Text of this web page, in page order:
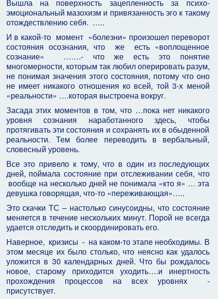
Вышла на поверхность зацепленность за психо-
эмоциональный мазохизм и привязанность эго к такому
отождествлению себя. …..
И в какой-то момент «болезни» произошел переворот
состояния осознания, что же есть «воплощенное
сознание» …….- что же есть это понятие
многомерности, которым так любил оперировать разум,
не понимая значения этого состояния, потому что оно
не имеет никакого отношения ко всей, той 3-х меной
«реальности» ….которая выстроена вокруг.
Засада этих моментов в том, что …пока нет никакого
уровня сознания наработанного здесь, чтобы
протягивать эти состояния и сохранять их в обыденной
реальности. Тем более переводить в вербальный,
словесный уровень.
Все это привело к тому, что в один из последующих
дней, поймала состояние при отслеживании себя, что
вообще на несколько дней не понимала «кто я» … эта
девушка говорящая, что-то «переживающая»…..
Это скачки ТС – настолько синусоидны, что состояние
меняется в течение нескольких минут. Порой не всегда
удается отследить и скоординировать его.
Наверное, кризисы - на каком-то этапе необходимы. В
этом месяце их было столько, что неясно как удалось
уложится в 30 календарных дней. Что бы рождалось
новое, старому приходится уходить….и инертность
прохождения процессов на всех уровнях -
присутствует.